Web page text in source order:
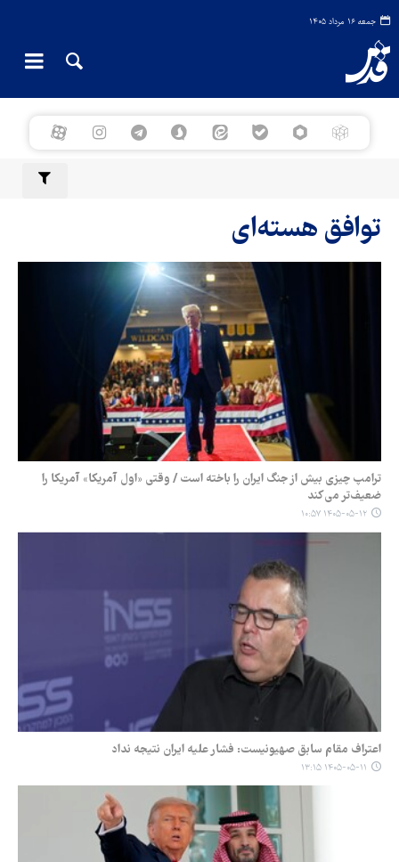
جمعه ۱۶ مرداد ۱۴۰۵
توافق هسته‌ای
ترامپ چیزی بیش از جنگ ایران را باخته است / وقتی «اول آمریکا» آمریکا را
ضعیف‌تر می‌کند
۱۴۰۵-۰۵-۱۲ ۱۰:۵۷
اعتراف مقام سابق صهیونیست: فشار علیه ایران نتیجه نداد
۱۴۰۵-۰۵-۱۱ ۱۳:۱۵